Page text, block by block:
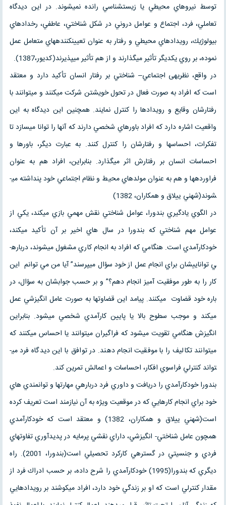
توسط نيروهاي محيطي يا زيست­شناسي رانده نمی­شوند. در اين ديدگاه
تعاملي، فرد، اجتماع و عوامل دروني در شكل شناختي، عاطفي، رخدادهاي
بيولوژيك، رويدادهاي محيطي و رفتار به عنوان تعيين­كننده­هاي متعامل عمل
نموده، بر روي يكديگر تأثير مي­گذارند و از هم تأثير مي­پذيرند(كديور،1387).
در واقع، نظريه­ی اجتماعي– شناختي بر رفتار انسان تأكيد دارد و معتقد
است كه افراد به صورت فعال در تحول خويشتن شركت مي­كنند و مي­توانند با
رفتارشان وقايع و رويدادها را كنترل نمايند. همچنين اين ديدگاه به اين
واقعيت اشاره دارد كه افراد باورهاي شخصي دارند كه آن­ها را توانا مي­سازد تا
تفكرات، احساس­ها و رفتارشان را كنترل كنند. به عبارت ديگر، باورها و
احساسات انسان بر رفتارش اثر مي­گذارد. بنابراين، افراد هم به عنوان
فراورده­ها و هم به عنوان مولدهاي محيط و نظام اجتماعي خود پنداشته مي­
شوند(شهني ييلاق و همكاران، 1382)
در الگوي يادگيري بندورا، عوامل شناختي نقش مهمي بازي مي­كند، يكي از
عوامل مهم شناختي كه بندورا در سال هاي اخير بر آن تأكيد مي­كند،
خودكارآمدي است. هنگامي كه افراد به انجام كاري مشغول مي­شوند، درباره­
ي توانايي­شان براي انجام عمل از خود سؤال مي­پرسند” آيا من مي توانم اين
كار را به طور موفقيت آميز انجام دهم؟” و بر حسب جوابشان به سؤال، در
باره خود قضاوت مي­كنند. پيامد اين قضاوت­ها به صورت عامل انگيزشي عمل
مي­كند و موجب سطوح بالا يا پايين كارآمدي شخصي مي­شود. بنابراين
انگيزش هنگامي تقويت مي­شود كه فراگيران مي­توانند يا احساس مي­كنند كه
مي­توانند تكاليف را با موفقيت انجام دهند. در توافق با اين ديدگاه فرد مي­
تواند كنترلي فراسوي افكار، احساسات و اعمالش تمرين كند.
بندورا خودكارآمدي را دريافت و داوري فرد درباره­ي مهارت­ها و توانمندي هاي
خود براي انجام كارهايي كه در موقعيت ويژه به آن نيازمند است تعريف كرده
است(شهني ييلاق و همكاران، 1382) و معتقد است كه خودكارآمدي
همچون عامل شناختي- انگيزشي، داراي نقشي پرمايه در پديدآوري تفاوت­هاي
فردي و جنسيتي در گستره­ي كاركرد تحصيلي است(بندورا، 2001). راه
ديگري كه بندورا(1995) خودكارآمدي را شرح داده، بر حسب ادراك فرد از
مقدار كنترلي است كه او بر زندگي خود دارد، افراد مي­كوشند بر رويدادهايي